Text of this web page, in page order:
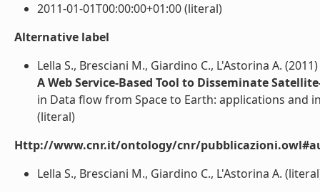
2011-01-01T00:00:00+01:00 (literal)
Alternative label
Lella S., Bresciani M., Giardino C., L'Astorina A. (2011)
A Web Service-Based Tool to Disseminate
in Data flow from Space to Earth: applications and
(literal)
Http://www.cnr.it/ontology/cnr/
Lella S., Bresciani M., Giardino C., L'Astorina A.